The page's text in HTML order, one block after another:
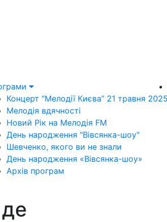
Концерт “Мелодії Києва” 21 травня 2025
Мелодія вдячності
Новий Рік на Мелодія FM
День народження "Вівсянка-шоу"
Шевченко, якого ви не знали
День народження «Вівсянка-шоу»
Архів програм